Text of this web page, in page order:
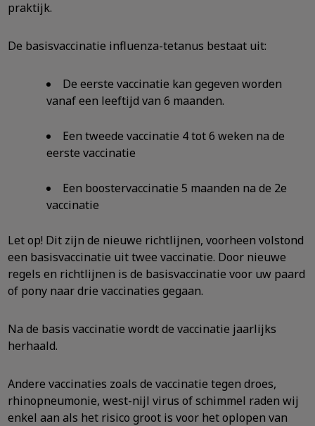
praktijk.
De basisvaccinatie influenza-tetanus bestaat uit:
De eerste vaccinatie kan gegeven worden
vanaf een leeftijd van 6 maanden.
Een tweede vaccinatie 4 tot 6 weken na de
eerste vaccinatie
Een boostervaccinatie 5 maanden na de 2e
vaccinatie
Let op! Dit zijn de nieuwe richtlijnen, voorheen volstond
een basisvaccinatie uit twee vaccinatie. Door nieuwe
regels en richtlijnen is de basisvaccinatie voor uw paard
of pony naar drie vaccinaties gegaan.
Na de basis vaccinatie wordt de vaccinatie jaarlijks
herhaald.
Andere vaccinaties zoals de vaccinatie tegen droes,
rhinopneumonie, west-nijl virus of schimmel raden wij
enkel aan als het risico groot is voor het oplopen van